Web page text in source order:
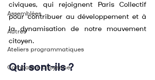
Assemblées
Autres
Ateliers programmatiques
Campagne citoyenne
civiques, qui rejoignent Paris Collectif
pour contribuer au développement et à
la dynamisation de notre mouvement
citoyen.
Qui sont-ils ?